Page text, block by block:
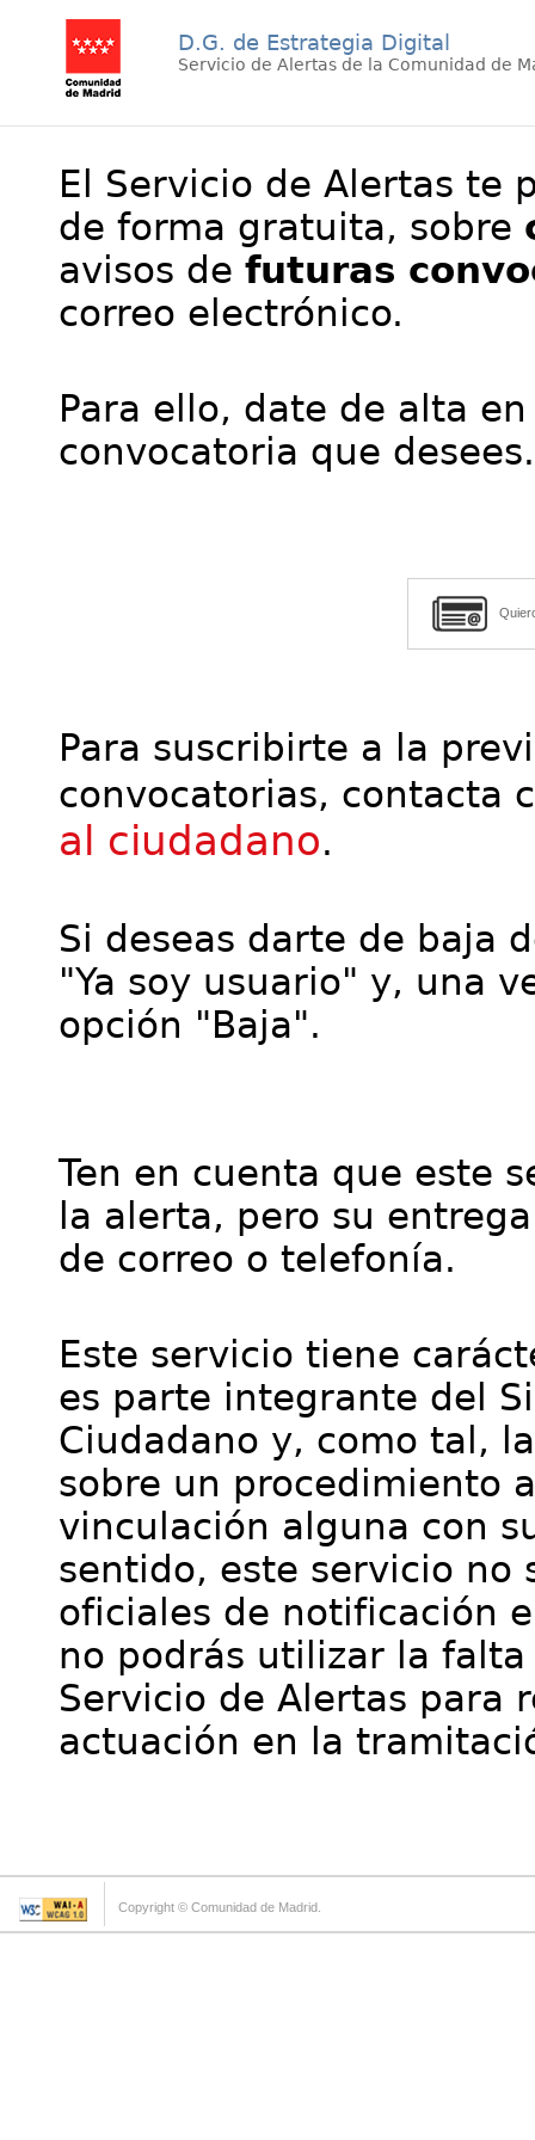
D.G. de Estrategia Digital
Servicio de Alertas de la Comunidad de
El Servicio de Alertas te
de forma gratuita, sobre
avisos de futuras
correo electrónico.
Para ello, date de alta
convocatoria que desees.
Para suscribirte a la
convocatorias, contacta
al ciudadano.
Si deseas darte de baja
"Ya soy usuario" y, una
opción "Baja".
Ten en cuenta que este
la alerta, pero su
de correo o telefonía.
Este servicio tiene
es parte integrante del
Ciudadano y, como tal,
sobre un procedimiento
vinculación alguna con
sentido, este servicio no
oficiales de notificación
no podrás utilizar la
Servicio de Alertas para
actuación en la
Copyright © Comunidad de Madrid.